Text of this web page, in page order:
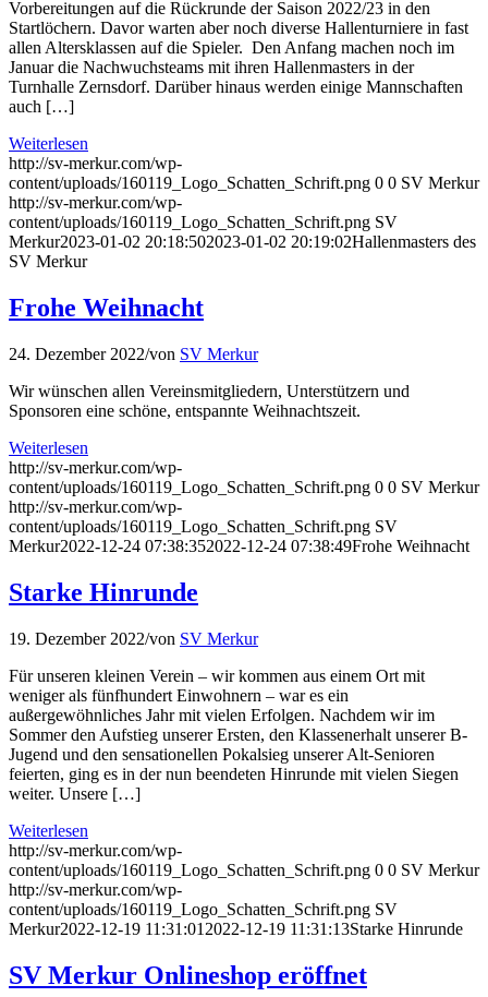
Vorbereitungen auf die Rückrunde der Saison 2022/23 in den
Startlöchern. Davor warten aber noch diverse Hallenturniere in fast
allen Altersklassen auf die Spieler. Den Anfang machen noch im
Januar die Nachwuchsteams mit ihren Hallenmasters in der
Turnhalle Zernsdorf. Darüber hinaus werden einige Mannschaften
auch […]
Weiterlesen
http://sv-merkur.com/wp-
content/uploads/160119_Logo_Schatten_Schrift.png 0 0 SV Merkur
http://sv-merkur.com/wp-
content/uploads/160119_Logo_Schatten_Schrift.png SV
Merkur2023-01-02 20:18:502023-01-02 20:19:02Hallenmasters des
SV Merkur
Frohe Weihnacht
24. Dezember 2022/von SV Merkur
Wir wünschen allen Vereinsmitgliedern, Unterstützern und
Sponsoren eine schöne, entspannte Weihnachtszeit.
Weiterlesen
http://sv-merkur.com/wp-
content/uploads/160119_Logo_Schatten_Schrift.png 0 0 SV Merkur
http://sv-merkur.com/wp-
content/uploads/160119_Logo_Schatten_Schrift.png SV
Merkur2022-12-24 07:38:352022-12-24 07:38:49Frohe Weihnacht
Starke Hinrunde
19. Dezember 2022/von SV Merkur
Für unseren kleinen Verein – wir kommen aus einem Ort mit
weniger als fünfhundert Einwohnern – war es ein
außergewöhnliches Jahr mit vielen Erfolgen. Nachdem wir im
Sommer den Aufstieg unserer Ersten, den Klassenerhalt unserer B-
Jugend und den sensationellen Pokalsieg unserer Alt-Senioren
feierten, ging es in der nun beendeten Hinrunde mit vielen Siegen
weiter. Unsere […]
Weiterlesen
http://sv-merkur.com/wp-
content/uploads/160119_Logo_Schatten_Schrift.png 0 0 SV Merkur
http://sv-merkur.com/wp-
content/uploads/160119_Logo_Schatten_Schrift.png SV
Merkur2022-12-19 11:31:01 2022-12-19 11:31:13Starke Hinrunde
SV Merkur Onlineshop eröffnet